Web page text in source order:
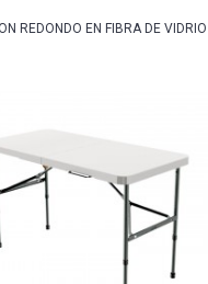
REDONDO EN FIBRA DE VIDRIO